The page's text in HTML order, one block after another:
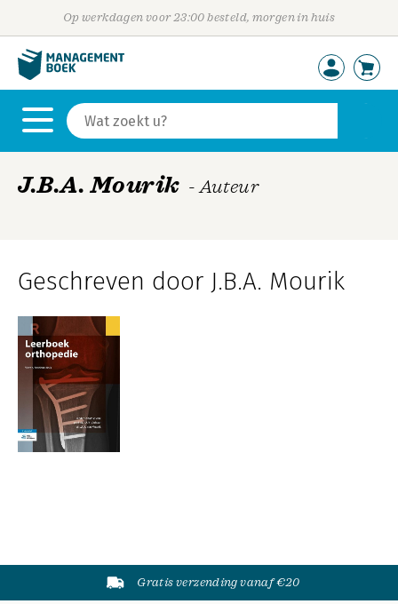
Op werkdagen voor 23:00 besteld, morgen in huis
J.B.A. Mourik - Auteur
Geschreven door J.B.A. Mourik
Gratis verzending vanaf €20